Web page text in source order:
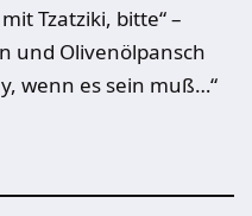
Tzatziki, bitte“ –
und Olivenölpansch
wenn es sein muß…“